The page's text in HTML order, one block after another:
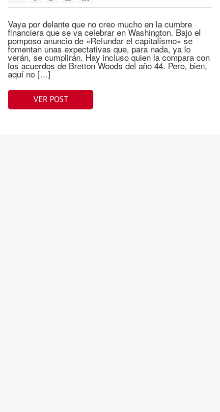
Vaya por delante que no creo mucho en la cumbre
financiera que se va celebrar en Washington. Bajo el
pomposo anuncio de «Refundar el capitalismo» se
fomentan unas expectativas que, para nada, ya lo
verán, se cumplirán. Hay incluso quien la compara con
los acuerdos de Bretton Woods del año 44. Pero, bien,
aquí no […]
VER POST